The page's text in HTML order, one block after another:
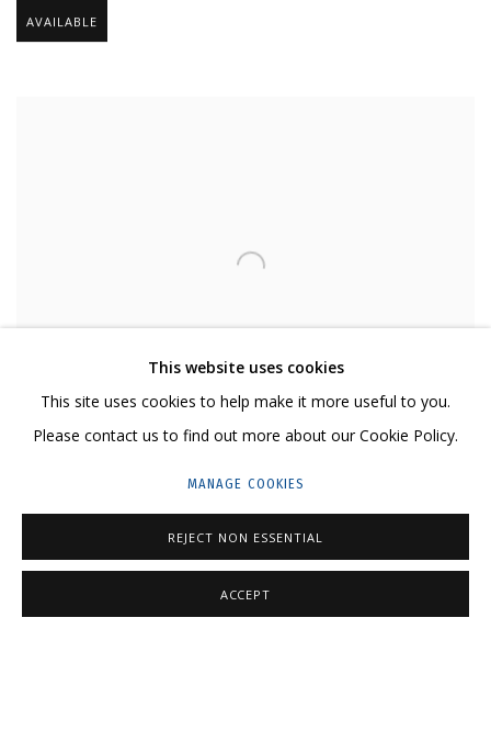
AVAILABLE
WINTER SERIES. IMPORTANT BUSINESS • ЗИМНЯЯ СЕРИЯ. ВАЖНОЕ
29,7 x 42 cm
This website uses cookies
This site uses cookies to help make it more useful to you.
Please contact us to find out more about our Cookie Policy.
MANAGE COOKIES
REJECT NON ESSENTIAL
ACCEPT